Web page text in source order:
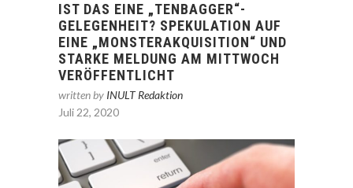
IST DAS EINE „TENBAGGER“-
GELEGENHEIT? SPEKULATION AUF
EINE „MONSTERAKQUISITION“ UND
STARKE MELDUNG AM MITTWOCH
VERÖFFENTLICHT
written by INULT Redaktion
Juli 22, 2020